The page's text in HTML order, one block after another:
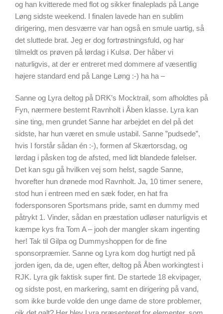
og han kvitterede med flot og sikker finaleplads på Lange
Løng sidste weekend. I finalen lavede han en sublim
dirigering, men desværre var han også en smule uartig, så
det sluttede brat. Jeg er dog fortrøstningsfuld, og har
tilmeldt os prøven på lørdag i Kulsø. Der håber vi
naturligvis, at der er entreret med dommere af væsentlig
højere standard end på Lange Løng :-) ha ha –
Sanne og Lyra deltog på DRK’s Mocktrail, som afholdtes på
Fyn, nærmere bestemt Ravnholt i Åben klasse. Lyra kan
sine ting, men grundet Sanne har arbejdet en del på det
sidste, har hun været en smule ustabil. Sanne ”pudsede”,
hvis I forstår sådan én :-), formen af Skærtorsdag, og
lørdag i påsken tog de afsted, med lidt blandede følelser.
Det kan sgu gå hvilken vej som helst, sagde Sanne,
hvorefter hun drønede mod Ravnholt. Ja, 10 timer senere,
stod hun i entreen med en sæk foder, en hat fra
fodersponsoren Sportsmans pride, samt en dummy med
påtrykt 1. Vinder, sådan en præstation udløser naturligvis et
kæmpe kys fra Tom A – jooh der mangler skam ingenting
her! Tak til Gilpa og Dummyshoppen for de fine
sponsorpræmier. Sanne og Lyra kom dog hurtigt ned på
jorden igen, da de, ugen efter, deltog på Åben workingtest i
RJK. Lyra gik faktisk super fint. De startede 18 ekvipager,
og sidste post, en markering, samt en dirigering på vand,
som ikke burde volde den unge dame de store problemer,